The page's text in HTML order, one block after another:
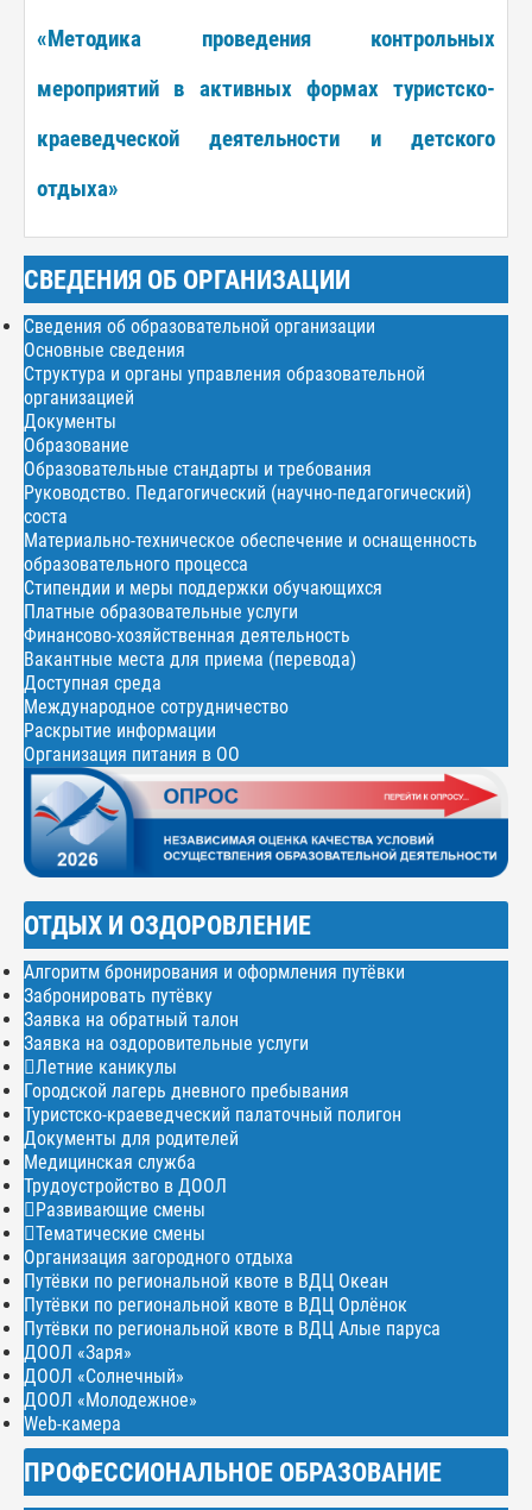
«Методика проведения контрольных
мероприятий в активных формах туристско-
краеведческой деятельности и детского
отдыха»
СВЕДЕНИЯ ОБ ОРГАНИЗАЦИИ
Сведения об образовательной организации
Основные сведения
Структура и органы управления образовательной
организацией
Документы
Образование
Образовательные стандарты и требования
Руководство. Педагогический (научно-педагогический)
соста
Материально-техническое обеспечение и оснащенность
образовательного процесса
Стипендии и меры поддержки обучающихся
Платные образовательные услуги
Финансово-хозяйственная деятельность
Вакантные места для приема (перевода)
Доступная среда
Международное сотрудничество
Раскрытие информации
Организация питания в ОО
ОТДЫХ И ОЗДОРОВЛЕНИЕ
Алгоритм бронирования и оформления путёвки
Забронировать путёвку
Заявка на обратный талон
Заявка на оздоровительные услуги
Летние каникулы
Городской лагерь дневного пребывания
Туристско-краеведческий палаточный полигон
Документы для родителей
Медицинская служба
Трудоустройство в ДООЛ
Развивающие смены
Тематические смены
Организация загородного отдыха
Путёвки по региональной квоте в ВДЦ Океан
Путёвки по региональной квоте в ВДЦ Орлёнок
Путёвки по региональной квоте в ВДЦ Алые паруса
ДООЛ «Заря»
ДООЛ «Солнечный»
ДООЛ «Молодежное»
Web-камера
ПРОФЕССИОНАЛЬНОЕ ОБРАЗОВАНИЕ